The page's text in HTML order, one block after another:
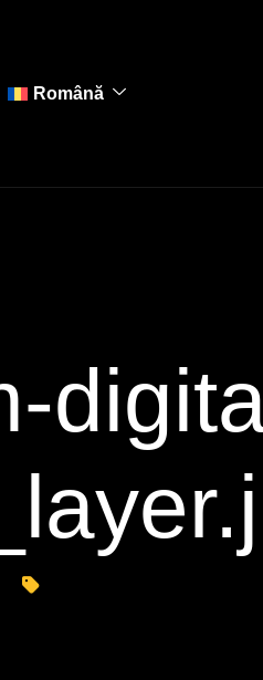
Română